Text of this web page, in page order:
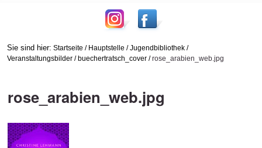
Sie sind hier: Startseite / Hauptstelle /Jugendbibliothek /
Veranstaltungsbilder /buechertratsch_cover /rose_arabien_web.jpg
rose_arabien_web.jpg